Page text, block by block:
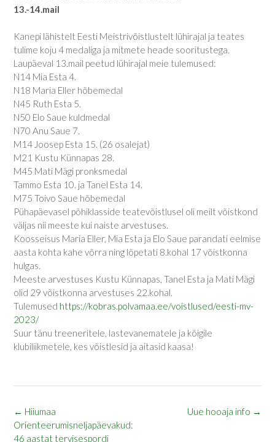
13.-14.mail
Kanepi lähistelt Eesti Meistrivõistlustelt lühirajal ja teates
tulime koju 4 medaliga ja mitmete heade sooritustega.
Laupäeval 13.mail peetud lühirajal meie tulemused:
N14 Mia Esta 4.
N18 Maria Eller hõbemedal
N45 Ruth Esta 5.
N50 Elo Saue kuldmedal
N70 Anu Saue 7.
M14 Joosep Esta 15. (26 osalejat)
M21 Kustu Künnapas 28.
M45 Mati Mägi pronksmedal
Tammo Esta 10. ja Tanel Esta 14.
M75 Toivo Saue hõbemedal
Pühapäevasel põhiklasside teatevõistlusel oli meilt võistkond
väljas nii meeste kui naiste arvestuses.
Koosseisus Maria Eller, Mia Esta ja Elo Saue parandati eelmise
aasta kohta kahe võrra ning lõpetati 8.kohal 17 võistkonna
hulgas.
Meeste arvestuses Kustu Künnapas, Tanel Esta ja Mati Mägi
olid 29 võistkonna arvestuses 22.kohal.
Tulemused https://kobras.polvamaa.ee/voistlused/eesti-mv-
2023/
Suur tänu treeneritele, lastevanematele ja kõigile
klubiliikmetele, kes võistlesid ja aitasid kaasa!
Post
navigation
Uue hooaja info →
← Hiiumaa
Orienteerumisneljapäevakud:
46 aastat tervisespordi